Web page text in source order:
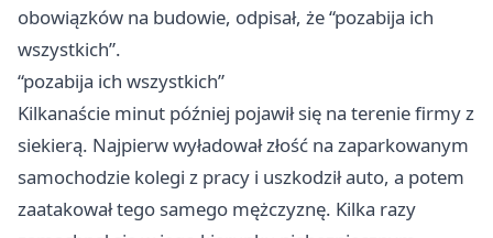
obowiązków na budowie, odpisał, że “pozabija ich
wszystkich”.
“pozabija ich wszystkich”
Kilkanaście minut później pojawił się na terenie firmy z
siekierą. Najpierw wyładował złość na zaparkowanym
samochodzie kolegi z pracy i uszkodził auto, a potem
zaatakował tego samego mężczyznę. Kilka razy